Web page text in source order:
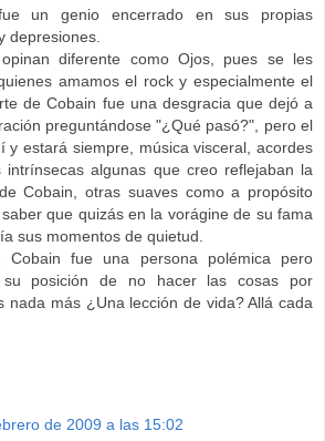
un genio encerrado en sus propias
depresiones.
diferente como Ojos, pues se les
amamos el rock y especialmente el
de Cobain fue una desgracia que dejó a
preguntándose "¿Qué pasó?", pero el
y estará siempre, música visceral, acordes
intrínsecas algunas que creo reflejaban la
Cobain, otras suaves como a propósito
que quizás en la vorágine de su fama
sus momentos de quietud.
Cobain fue una persona polémica pero
su posición de no hacer las cosas por
nada más ¿Una lección de vida? Allá cada
de 2009 a las 15:02